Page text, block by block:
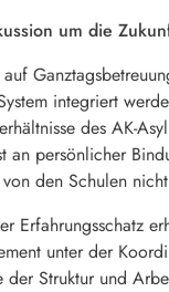
um die
auf
integriert
des AK-
an persönlicher
den Schulen
Erfahrungsschatz
unter der
Struktur und